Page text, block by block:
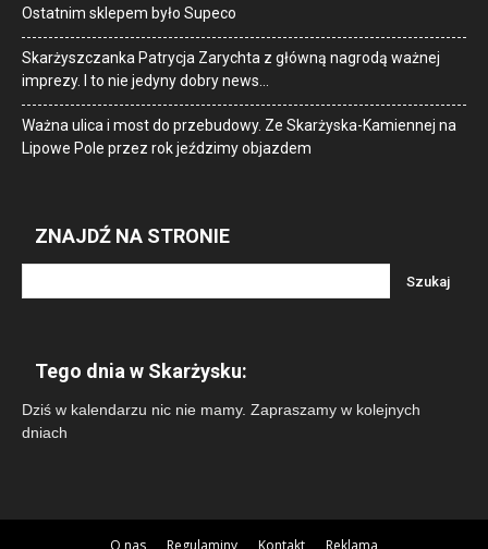
Ostatnim sklepem było Supeco
Skarżyszczanka Patrycja Zarychta z główną nagrodą ważnej
imprezy. I to nie jedyny dobry news…
Ważna ulica i most do przebudowy. Ze Skarżyska-Kamiennej na
Lipowe Pole przez rok jeździmy objazdem
ZNAJDŹ NA STRONIE
Tego dnia w Skarżysku:
Dziś w kalendarzu nic nie mamy. Zapraszamy w kolejnych
dniach
O nas Regulaminy Kontakt Reklama